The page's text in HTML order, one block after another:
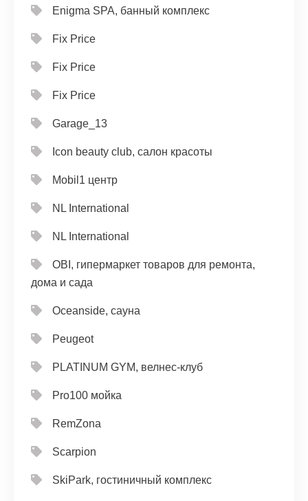
Enigma SPA, банный комплекс
Fix Price
Fix Price
Fix Price
Garage_13
Icon beauty club, салон красоты
Mobil1 центр
NL International
NL International
OBI, гипермаркет товаров для ремонта,
дома и сада
Oceanside, сауна
Peugeot
PLATINUM GYM, велнес-клуб
Pro100 мойка
RemZona
Scarpion
SkiPark, гостиничный комплекс